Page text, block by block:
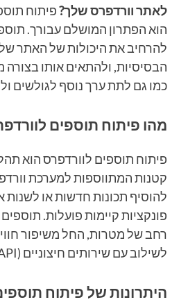
לאתר וורדפרס שלך?פיתוח
הוא הפתרון המושלם עבורך.
להרחיב את היכולות של האתר
הבסיסיות, ולהתאים אותו בצורה
כמו גם לתת ערך נוסף לגולשים
מהו פיתוח תוספים
פיתוח תוספים לוורדפרס הוא
קטנות המתווספות למערכת
להוסיף תכונות חדשות או לשנות
פונקציות קיימות פועלות.
רחב של מטרות, החל משיפור
לשילוב עם שירותים חיצוניים (API).
היתרונות של פיתוח